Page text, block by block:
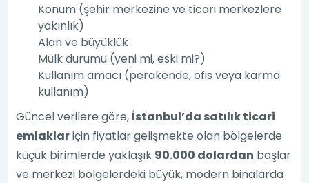
Konum (şehir merkezine ve ticari merkezlere
yakınlık)
Alan ve büyüklük
Mülk durumu (yeni mi, eski mi?)
Kullanım amacı (perakende, ofis veya karma
kullanım)
Güncel verilere göre, İstanbul’da satılık ticari
emlaklariçin fiyatlar gelişmekte olan bölgelerde
küçük birimlerde yaklaşık 90.000 dolardan başlar
ve merkezi bölgelerdeki büyük, modern binalarda